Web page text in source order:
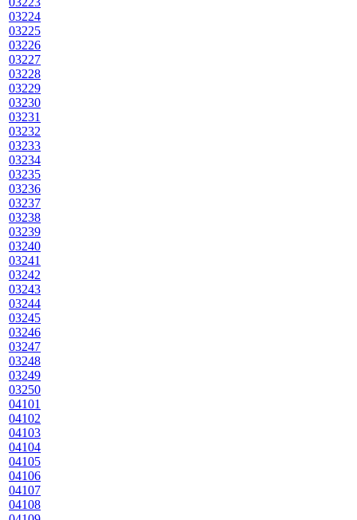
03224
03225
03226
03227
03228
03229
03230
03231
03232
03233
03234
03235
03236
03237
03238
03239
03240
03241
03242
03243
03244
03245
03246
03247
03248
03249
03250
04101
04102
04103
04104
04105
04106
04107
04108